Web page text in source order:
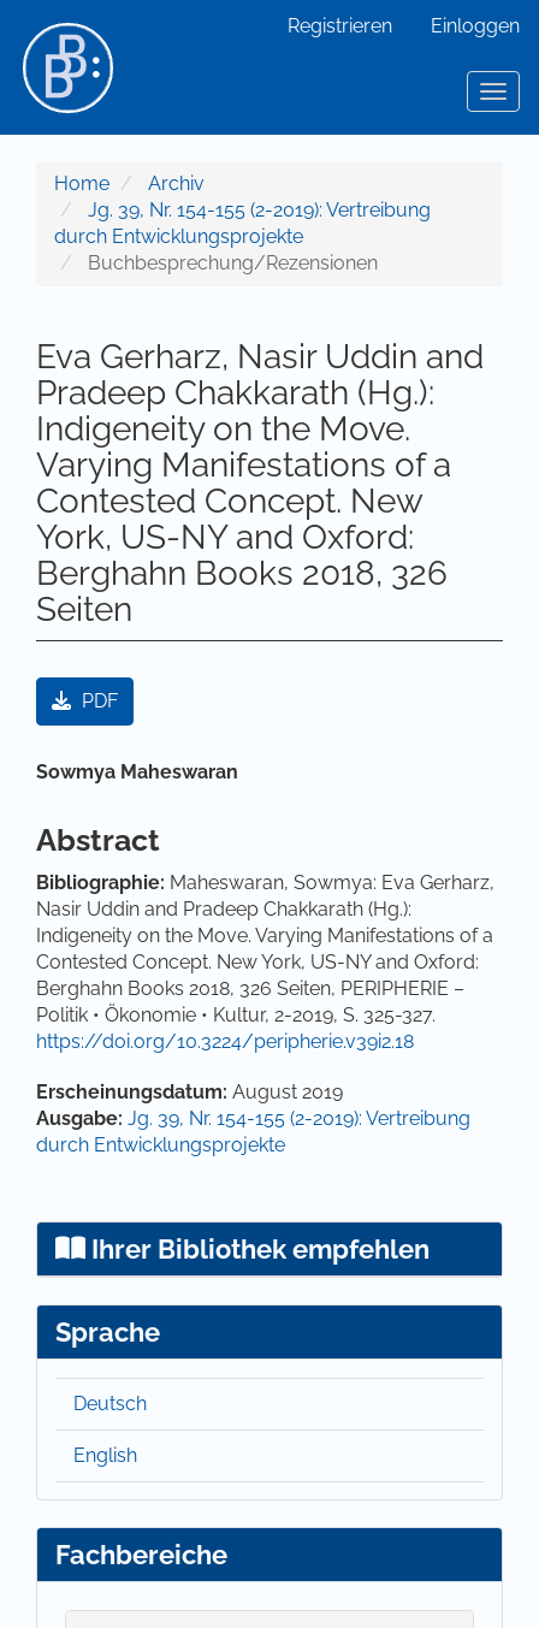
Hauptinhalt
Sidebar
Registrieren Einloggen
Home
Archiv
Jg. 39, Nr. 154-155 (2-2019): Vertreibung
durch Entwicklungsprojekte
Buchbesprechung/Rezensionen
Eva Gerharz, Nasir Uddin and
Pradeep Chakkarath (Hg.):
Indigeneity on the Move.
Varying Manifestations of a
Contested Concept. New
York, US-NY and Oxford:
Berghahn Books 2018, 326
Seiten
Artikel-Sidebar
PDF
Hauptsächlicher Artikelinhalt
Sowmya Maheswaran
Abstract
Bibliographie: Maheswaran, Sowmya: Eva Gerharz,
Nasir Uddin and Pradeep Chakkarath (Hg.):
Indigeneity on the Move. Varying Manifestations of a
Contested Concept. New York, US-NY and Oxford:
Berghahn Books 2018, 326 Seiten, PERIPHERIE –
Politik • Ökonomie • Kultur, 2-2019, S. 325-327.
https://doi.org/10.3224/peripherie.v39i2.18
Artikel-Details
Erscheinungsdatum: August 2019
Ausgabe: Jg. 39, Nr. 154-155 (2-2019): Vertreibung
durch Entwicklungsprojekte
Ihrer Bibliothek empfehlen
Sprache
Deutsch
English
Fachbereiche